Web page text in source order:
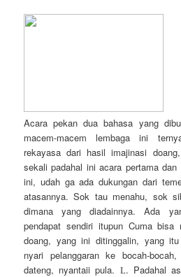
Acara pekan dua bahasa yang
macem-macem lembaga ini
rekayasa dari hasil imajinasi doang
sekali padahal ini acara pertama dan
ini, udah ga ada dukungan dari
atasannya. Sok tau menahu, sok
dimana yang diadainnya. Ada
pendapat sendiri itupun Cuma bisa
doang, yang ini ditinggalin, yang
nyari pelanggaran ke bocah-
dateng, nyantaii pula. L. Padahal